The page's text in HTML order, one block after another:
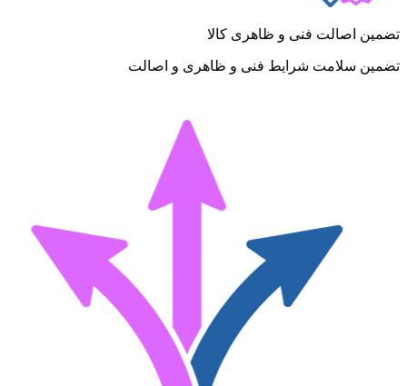
تضمین اصالت فنی و ظاهری کالا
تضمین سلامت شرایط فنی و ظاهری و اصالت